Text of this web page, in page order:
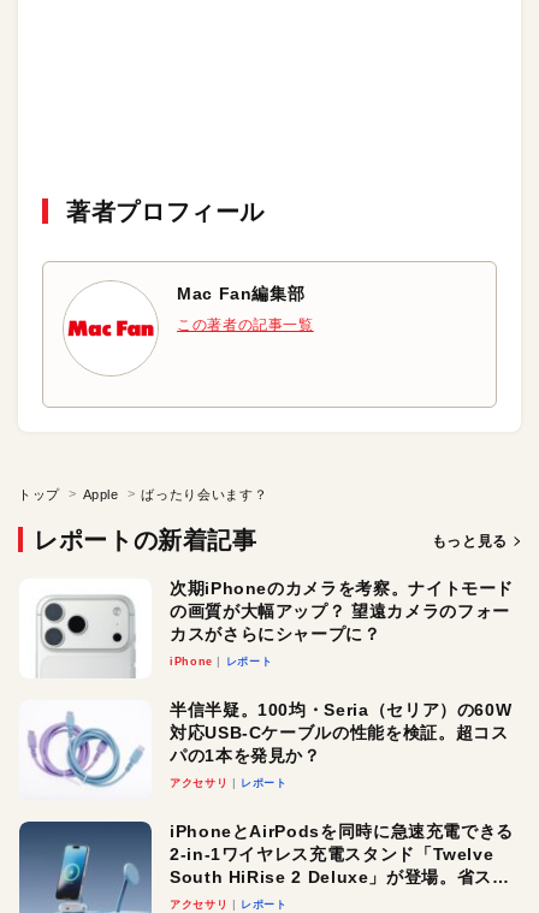
著者プロフィール
Mac Fan編集部
この著者の記事一覧
トップ Apple ばったり会います？
レポートの新着記事 もっと見る
次期iPhoneのカメラを考察。ナイトモード
の画質が大幅アップ？ 望遠カメラのフォー
カスがさらにシャープに？
iPhone レポート
半信半疑。100均・Seria（セリア）の60W
対応USB-Cケーブルの性能を検証。超コス
パの1本を発見か？
アクセサリ レポート
iPhoneとAirPodsを同時に急速充電できる
2-in-1ワイヤレス充電スタンド「Twelve
South HiRise 2 Deluxe」が登場。省スペ
ースでおしゃれに充電したい人にオスス
アクセサリ レポート